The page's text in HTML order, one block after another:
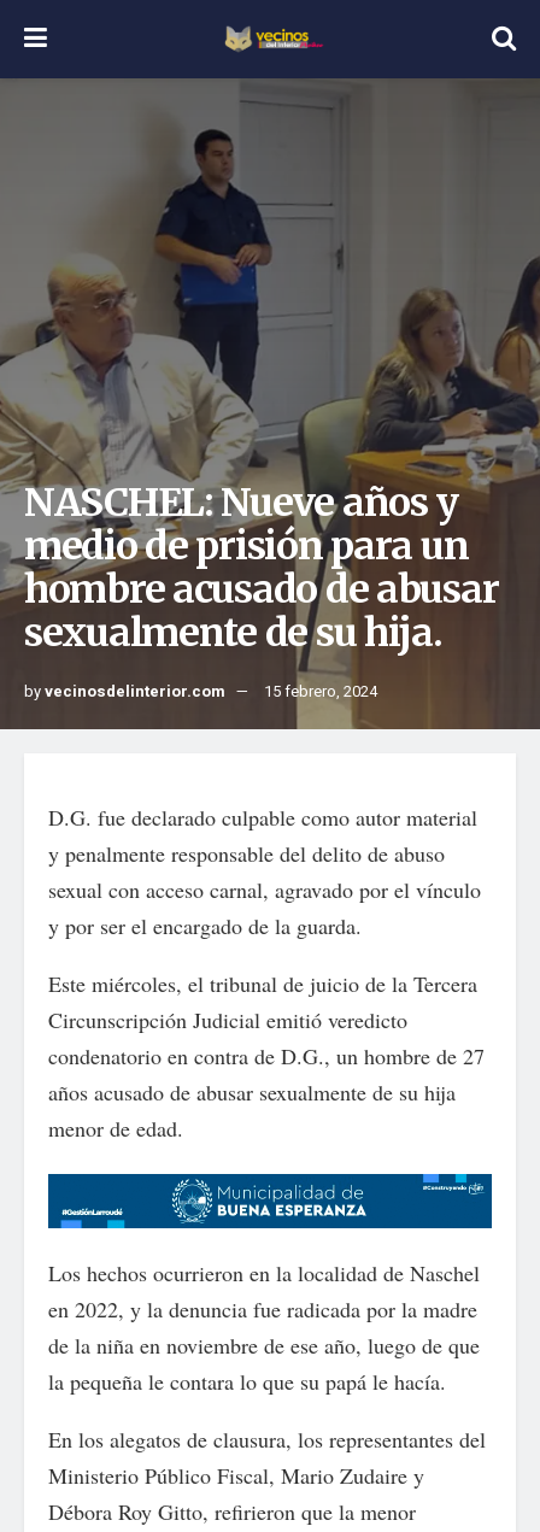
NASCHEL: Nueve años y
medio de prisión para un
hombre acusado de abusar
sexualmente de su hija.
byvecinosdelinterior.com 15 febrero, 2024
D.G. fue declarado culpable como autor material
y penalmente responsable del delito de abuso
sexual con acceso carnal, agravado por el vínculo
y por ser el encargado de la guarda.
Este miércoles, el tribunal de juicio de la Tercera
Circunscripción Judicial emitió veredicto
condenatorio en contra de D.G., un hombre de 27
años acusado de abusar sexualmente de su hija
menor de edad.
Los hechos ocurrieron en la localidad de Naschel
en 2022, y la denuncia fue radicada por la madre
de la niña en noviembre de ese año, luego de que
la pequeña le contara lo que su papá le hacía.
En los alegatos de clausura, los representantes del
Ministerio Público Fiscal, Mario Zudaire y
Débora Roy Gitto, refirieron que la menor